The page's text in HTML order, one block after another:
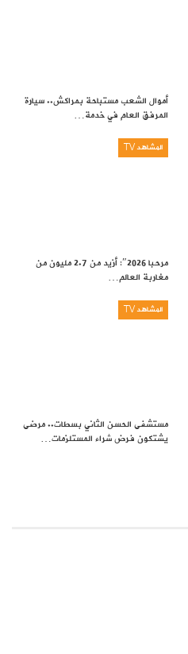
أموال الشعب مستباحة بمراكش.. سيارة
المرفق العام في خدمة…
المشاهد TV
مرحبا 2026″: أزيد من 2.7 مليون من
مغاربة العالم…
المشاهد TV
مستشفى الحسن الثاني بسطات.. مرضى
يشتكون فرض شراء المستلزمات…